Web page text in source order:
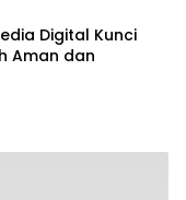
Digital Kunci
Aman dan